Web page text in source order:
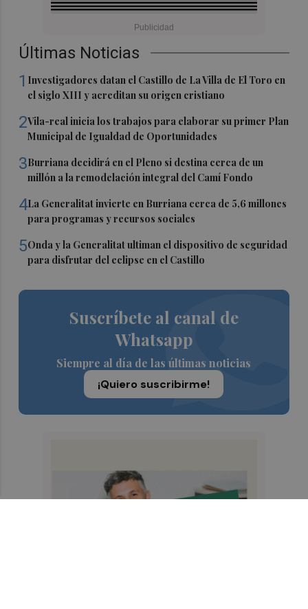
Últimas Noticias
1 Investigadores datan el Castillo de La Villa de El Toro en
el siglo XIII y acreditan su origen cristiano
2Vila-real inicia los trabajos para elaborar su primer Plan
Municipal de Igualdad de Oportunidades
3Burriana decidirá en el Pleno si destina cerca de un
millón a la remodelación integral del Camí Fondo
4La Generalitat invierte en Burriana cerca de 5,6 millones
para programas y recursos sociales
5Onda y la Generalitat ultiman el dispositivo de seguridad
para disfrutar del eclipse en el Castillo
Suscríbete al canal de
Whatsapp
Siempre al día de las últimas noticias
¡Quiero suscribirme!